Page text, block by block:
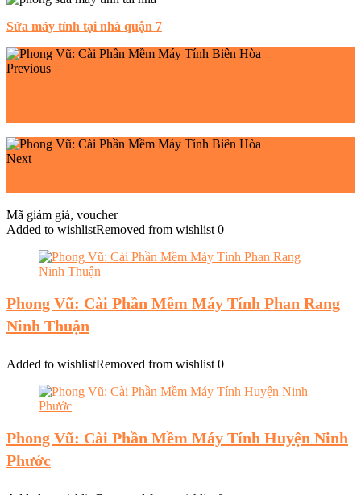
Sửa máy tính tại nhà quận 7
Previous
Next
Mã giảm giá, voucher
Added to wishlistRemoved from wishlist 0
Phong Vũ: Cài Phần Mềm Máy Tính Phan Rang
Ninh Thuận
Added to wishlistRemoved from wishlist 0
Phong Vũ: Cài Phần Mềm Máy Tính Huyện Ninh
Phước